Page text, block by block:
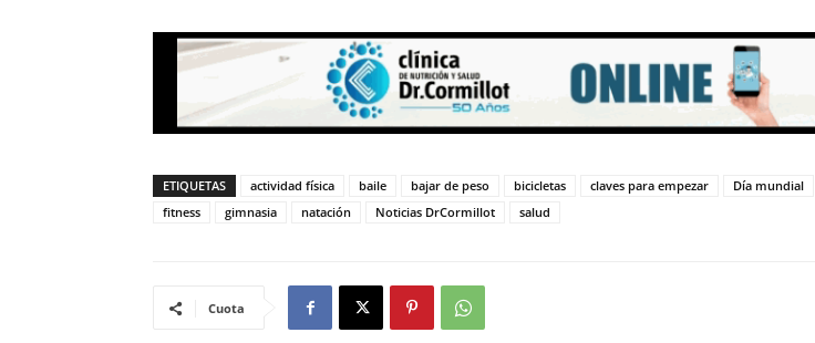
ETIQUETAS actividad física baile bajar de peso bicicletas claves para empezar Día mundial
fitness
gimnasia natación Noticias DrCormillot salud
Cuota